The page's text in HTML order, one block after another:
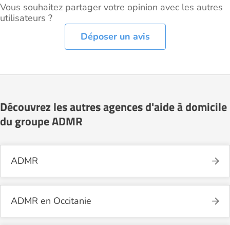
Vous souhaitez partager votre opinion avec les autres
utilisateurs ?
Déposer un avis
Découvrez les autres agences d'aide à domicile
du groupe ADMR
ADMR
ADMR en Occitanie